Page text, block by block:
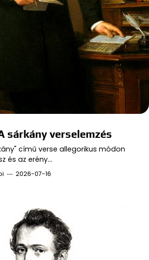
sárkány verselemzés
című verse allegorikus módon
és az erény…
2026-07-16